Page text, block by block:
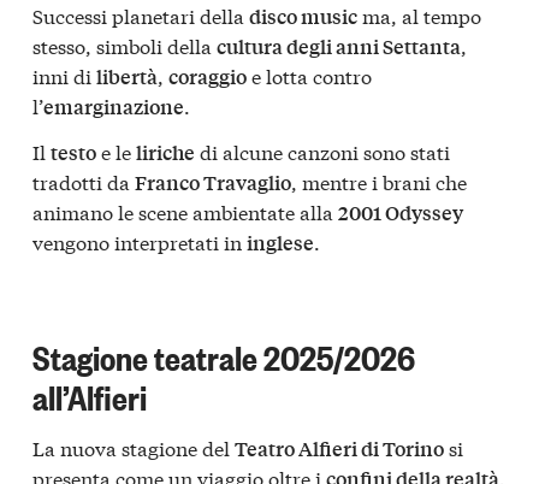
Successi planetari della disco musicma, al tempo
stesso, simboli della cultura degli anni Settanta,
inni di libertà, coraggioe lotta contro
l’emarginazione.
Il testoe leliriche di alcune canzoni sono stati
tradotti da Franco Travaglio, mentre i brani che
animano le scene ambientate alla 2001 Odyssey
vengono interpretati in inglese.
Stagione teatrale 2025/2026
all’Alfieri
La nuova stagione del Teatro Alfieri di Torinosi
presenta come un viaggio oltre i confini della realtà,